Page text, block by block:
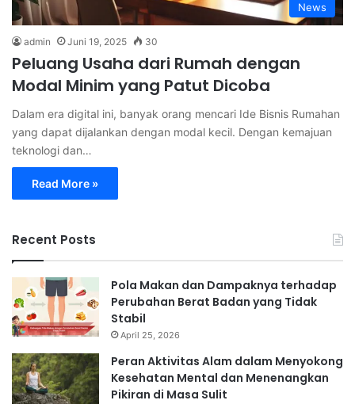
News
admin Juni 19, 2025 30
Peluang Usaha dari Rumah dengan
Modal Minim yang Patut Dicoba
Dalam era digital ini, banyak orang mencari Ide Bisnis Rumahan
yang dapat dijalankan dengan modal kecil. Dengan kemajuan
teknologi dan…
Read More »
Recent Posts
Pola Makan dan Dampaknya terhadap
Perubahan Berat Badan yang Tidak
Stabil
April 25, 2026
Peran Aktivitas Alam dalam Menyokong
Kesehatan Mental dan Menenangkan
Pikiran di Masa Sulit